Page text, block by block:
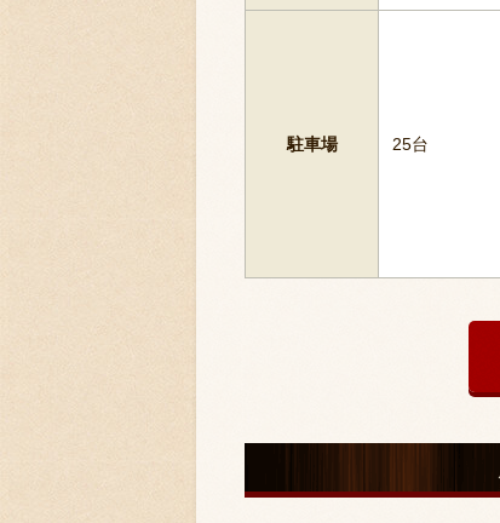
駐車場 25台